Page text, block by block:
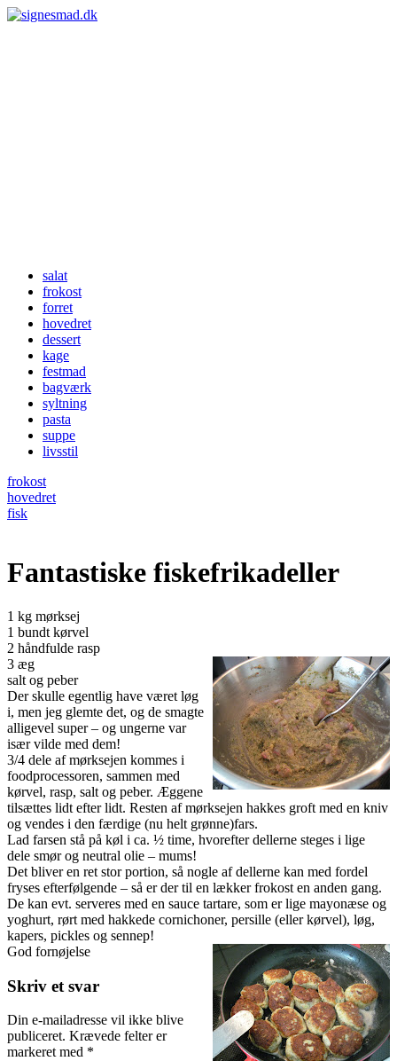
salat
frokost
forret
hovedret
dessert
kage
festmad
bagværk
syltning
pasta
suppe
livsstil
frokost
hovedret
fisk
Fantastiske fiskefrikadeller
1 kg mørksej
1 bundt kørvel
2 håndfulde rasp
3 æg
salt og peber
Der skulle egentlig have været løg
i, men jeg glemte det, og de smagte
alligevel super – og ungerne var
især vilde med dem!
3/4 dele af mørksejen kommes i
foodprocessoren, sammen med
kørvel, rasp, salt og peber. Æggene
tilsættes lidt efter lidt. Resten af mørksejen hakkes groft med en kniv
og vendes i den færdige (nu helt grønne)fars.
Lad farsen stå på køl i ca. ½ time, hvorefter dellerne steges i lige
dele smør og neutral olie – mums!
Det bliver en ret stor portion, så nogle af dellerne kan med fordel
fryses efterfølgende – så er der til en lækker frokost en anden gang.
De kan evt. serveres med en sauce tartare, som er lige mayonæse og
yoghurt, rørt med hakkede cornichoner, persille (eller kørvel), løg,
kapers, pickles og sennep!
God fornøjelse
Skriv et svar
Din e-mailadresse vil ikke blive
publiceret. Krævede felter er
markeret med *